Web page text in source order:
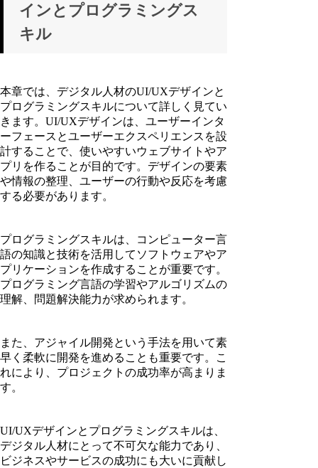
インとプログラミングス
キル
本章では、デジタル人材のUI/UXデザインと
プログラミングスキルについて詳しく見てい
きます。UI/UXデザインは、ユーザーインタ
ーフェースとユーザーエクスペリエンスを設
計することで、使いやすいウェブサイトやア
プリを作ることが目的です。デザインの要素
や情報の整理、ユーザーの行動や反応を考慮
する必要があります。
プログラミングスキルは、コンピューター言
語の知識と技術を活用してソフトウェアやア
プリケーションを作成することが重要です。
プログラミング言語の学習やアルゴリズムの
理解、問題解決能力が求められます。
また、アジャイル開発という手法を用いて素
早く柔軟に開発を進めることも重要です。こ
れにより、プロジェクトの成功率が高まりま
す。
UI/UXデザインとプログラミングスキルは、
デジタル人材にとって不可欠な能力であり、
ビジネスやサービスの成功にも大いに貢献し